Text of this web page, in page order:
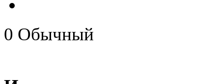
0 Обычный